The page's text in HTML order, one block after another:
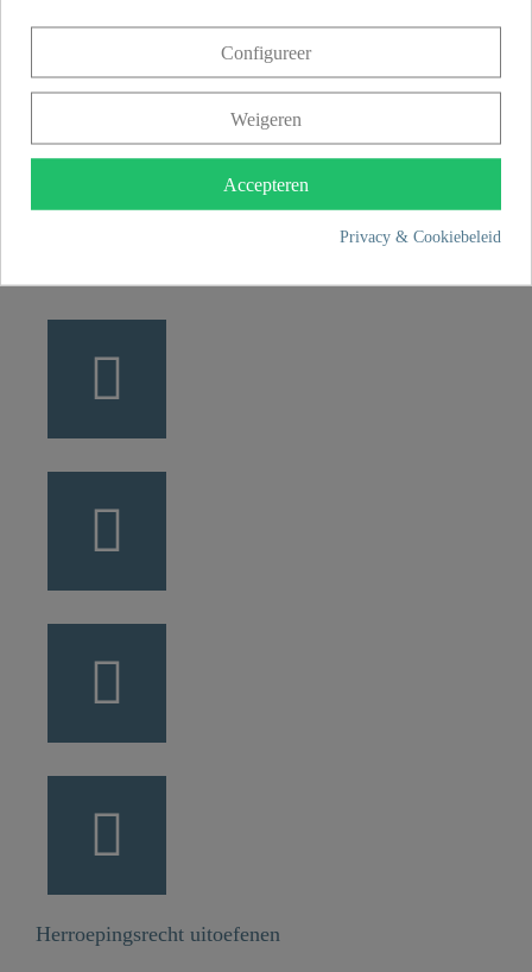
Franz Joseph Schütte GmbH
Hullerweg 1
+49 5407 8707 777
Herroepingsrecht uitoefenen
Configureer
Weigeren
Accepteren
Privacy & Cookiebeleid